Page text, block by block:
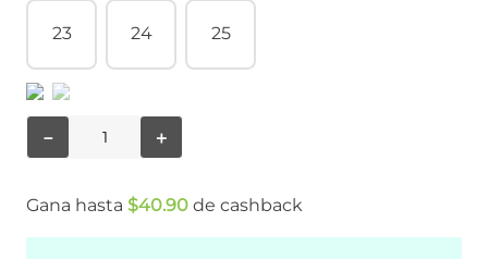
23 24 25
＋
－
Gana hasta $40.90 de cashback